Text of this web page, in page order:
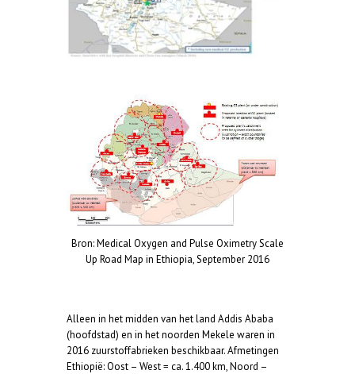
Bron: Medical Oxygen and Pulse Oximetry Scale
Up Road Map in Ethiopia, September 2016
Alleen in het midden van het land Addis Ababa
(hoofdstad) en in het noorden Mekele waren in
2016 zuurstoffabrieken beschikbaar. Afmetingen
Ethiopië: Oost – West = ca. 1.400 km, Noord –